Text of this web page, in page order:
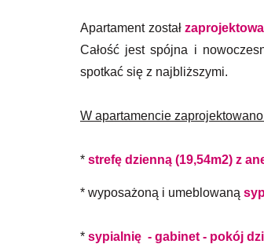
Apartament został
Całość jest spójna i
spotkać się z najbliższymi.
W apartamencie
* strefę dzienną (19,54m2) z
* wyposażoną i umeblowaną
* sypialnię - gabinet - pokój